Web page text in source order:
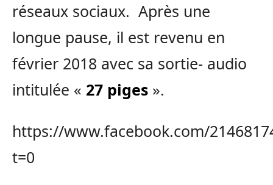
réseaux sociaux. Après une
longue pause, il est revenu en
février 2018 avec sa sortie- audio
intitulée « 27 piges ».
https://www.facebook.com/
t=0